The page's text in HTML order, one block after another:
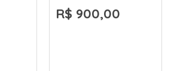
R$ 900,00